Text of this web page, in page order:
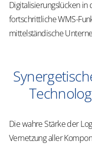
Digitalisierungslücken
fortschrittliche WMS-
mittelständische
Die wahre Stärke der
Vernetzung aller